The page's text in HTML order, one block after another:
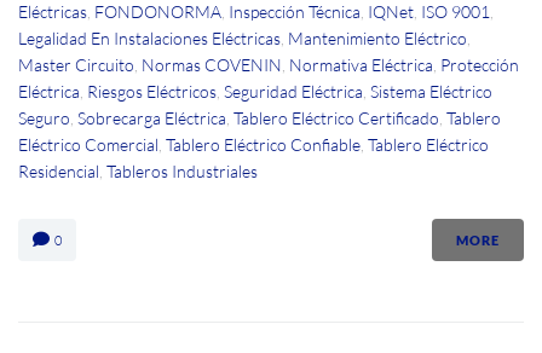
Eléctricas, FONDONORMA, Inspección Técnica, IQNet, ISO 9001,
Legalidad En Instalaciones Eléctricas, Mantenimiento Eléctrico,
Master Circuito, Normas COVENIN, Normativa Eléctrica, Protección
Eléctrica, Riesgos Eléctricos, Seguridad Eléctrica, Sistema Eléctrico
Seguro, Sobrecarga Eléctrica, Tablero Eléctrico Certificado, Tablero
Eléctrico Comercial, Tablero Eléctrico Confiable, Tablero Eléctrico
Residencial, Tableros Industriales
0 MORE